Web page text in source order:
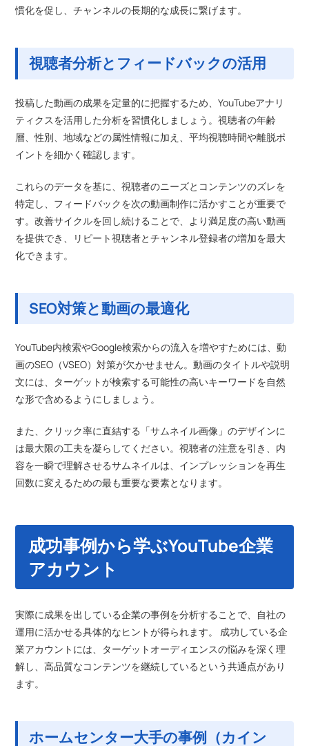
慣化を促し、チャンネルの長期的な成長に繋げます。
視聴者分析とフィードバックの活用
投稿した動画の成果を定量的に把握するため、YouTubeアナリ
ティクスを活用した分析を習慣化しましょう。視聴者の年齢
層、性別、地域などの属性情報に加え、平均視聴時間や離脱ポ
イントを細かく確認します。
これらのデータを基に、視聴者のニーズとコンテンツのズレを
特定し、フィードバックを次の動画制作に活かすことが重要で
す。改善サイクルを回し続けることで、より満足度の高い動画
を提供でき、リピート視聴者とチャンネル登録者の増加を最大
化できます。
SEO対策と動画の最適化
YouTube内検索やGoogle検索からの流入を増やすためには、動
画のSEO（VSEO）対策が欠かせません。動画のタイトルや説明
文には、ターゲットが検索する可能性の高いキーワードを自然
な形で含めるようにしましょう。
また、クリック率に直結する「サムネイル画像」のデザインに
は最大限の工夫を凝らしてください。視聴者の注意を引き、内
容を一瞬で理解させるサムネイルは、インプレッションを再生
回数に変えるための最も重要な要素となります。
成功事例から学ぶYouTube企業
アカウント
実際に成果を出している企業の事例を分析することで、自社の
運用に活かせる具体的なヒントが得られます。 成功している企
業アカウントには、ターゲットオーディエンスの悩みを深く理
解し、高品質なコンテンツを継続しているという共通点があり
ます。
ホームセンター大手の事例（カイン